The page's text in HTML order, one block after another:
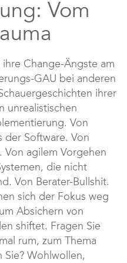
Vom
Change-Ängste am
GAU bei anderen
ihrer
unrealistischen
Von
der Software. Von
agilem Vorgehen
die nicht
Von Berater-Bullshit.
sich der Fokus weg
Absichern von
shiftet. Fragen Sie
rum, zum Thema
Sie? Wohlwollen,